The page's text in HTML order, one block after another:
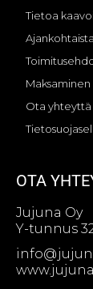
Tietoa
Ajankohtaista
Maksaminen
Ota yhteyttä
OTA
Jujuna Oy
Y-tunnus